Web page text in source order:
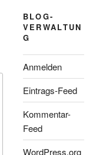
BLOG-
VERWALTUN
G
Anmelden
Eintrags-Feed
Kommentar-
Feed
WordPress.org